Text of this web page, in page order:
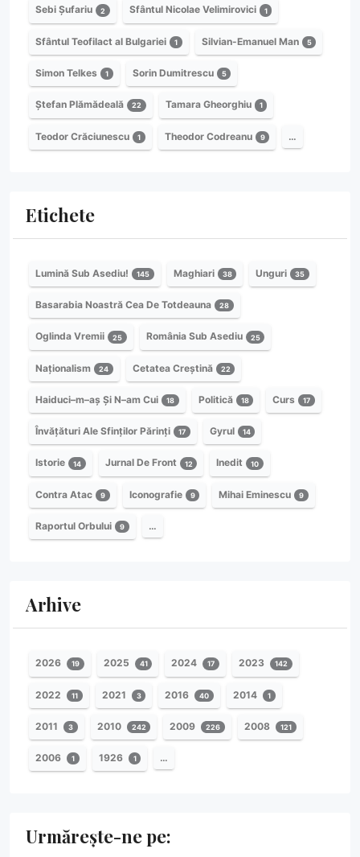
Sebi Șufariu 2 Sfântul Nicolae Velimirovici 1
Sfântul Teofilact al Bulgariei 1 Silvian-Emanuel Man 5
Simon Telkes 1 Sorin Dumitrescu 5
Ștefan Plămădeală 22 Tamara Gheorghiu 1
Teodor Crăciunescu 1 Theodor Codreanu 9 …
Etichete
Lumină Sub Asediu! 145 Maghiari 38 Unguri 35
Basarabia Noastră Cea De Totdeauna 28
Oglinda Vremii 25 România Sub Asediu 25
Naționalism 24 Cetatea Creștină 22
Haiduci–m–aș Și N–am Cui 18 Politică 18 Curs 17
Învățături Ale Sfinților Părinți 17 Gyrul 14
Istorie 14 Jurnal De Front 12 Inedit 10
Contra Atac 9 Iconografie 9 Mihai Eminescu 9
Raportul Orbului 9 …
Arhive
2026 19 2025 41 2024 17 2023 142
2022 11 2021 3 2016 40 2014 1
2011 3 2010 242 2009 226 2008 121
2006 1 1926 1 …
Urmărește-ne pe: